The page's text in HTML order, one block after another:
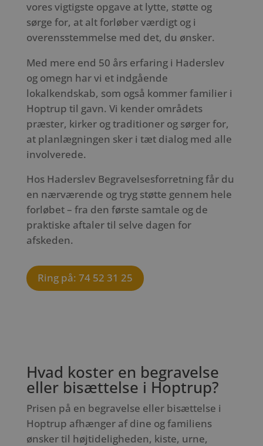
vores vigtigste opgave at lytte, støtte og
sørge for, at alt forløber værdigt og i
overensstemmelse med det, du ønsker.
Med mere end 50 års erfaring i Haderslev
og omegn har vi et indgående
lokalkendskab, som også kommer familier i
Hoptrup til gavn. Vi kender områdets
præster, kirker og traditioner og sørger for,
at planlægningen sker i tæt dialog med alle
involverede.
Hos Haderslev Begravelsesforretning får du
en nærværende og tryg støtte gennem hele
forløbet – fra den første samtale og de
praktiske aftaler til selve dagen for
afskeden.
Ring på: 74 52 31 25
Hvad koster en begravelse
eller bisættelse i Hoptrup?
Prisen på en begravelse eller bisættelse i
Hoptrup afhænger af dine og familiens
ønsker til højtideligheden, kiste, urne,